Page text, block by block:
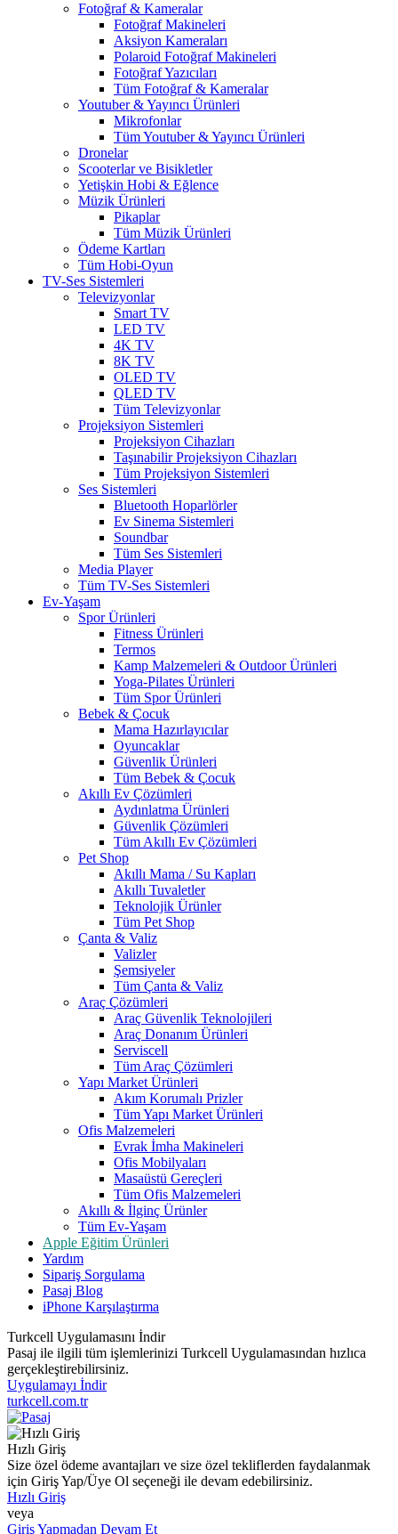
Fotoğraf & Kameralar
Fotoğraf Makineleri
Aksiyon Kameraları
Polaroid Fotoğraf Makineleri
Fotoğraf Yazıcıları
Tüm Fotoğraf & Kameralar
Youtuber & Yayıncı Ürünleri
Mikrofonlar
Tüm Youtuber & Yayıncı Ürünleri
Dronelar
Scooterlar ve Bisikletler
Yetişkin Hobi & Eğlence
Müzik Ürünleri
Pikaplar
Tüm Müzik Ürünleri
Ödeme Kartları
Tüm Hobi-Oyun
TV-Ses Sistemleri
Televizyonlar
Smart TV
LED TV
4K TV
8K TV
OLED TV
QLED TV
Tüm Televizyonlar
Projeksiyon Sistemleri
Projeksiyon Cihazları
Taşınabilir Projeksiyon Cihazları
Tüm Projeksiyon Sistemleri
Ses Sistemleri
Bluetooth Hoparlörler
Ev Sinema Sistemleri
Soundbar
Tüm Ses Sistemleri
Media Player
Tüm TV-Ses Sistemleri
Ev-Yaşam
Spor Ürünleri
Fitness Ürünleri
Termos
Kamp Malzemeleri & Outdoor Ürünleri
Yoga-Pilates Ürünleri
Tüm Spor Ürünleri
Bebek & Çocuk
Mama Hazırlayıcılar
Oyuncaklar
Güvenlik Ürünleri
Tüm Bebek & Çocuk
Akıllı Ev Çözümleri
Aydınlatma Ürünleri
Güvenlik Çözümleri
Tüm Akıllı Ev Çözümleri
Pet Shop
Akıllı Mama / Su Kapları
Akıllı Tuvaletler
Teknolojik Ürünler
Tüm Pet Shop
Çanta & Valiz
Valizler
Şemsiyeler
Tüm Çanta & Valiz
Araç Çözümleri
Araç Güvenlik Teknolojileri
Araç Donanım Ürünleri
Serviscell
Tüm Araç Çözümleri
Yapı Market Ürünleri
Akım Korumalı Prizler
Tüm Yapı Market Ürünleri
Ofis Malzemeleri
Evrak İmha Makineleri
Ofis Mobilyaları
Masaüstü Gereçleri
Tüm Ofis Malzemeleri
Akıllı & İlginç Ürünler
Tüm Ev-Yaşam
Apple Eğitim Ürünleri
Yardım
Sipariş Sorgulama
Pasaj Blog
iPhone Karşılaştırma
Turkcell Uygulamasını İndir
Pasaj ile ilgili tüm işlemlerinizi Turkcell Uygulamasından hızlıca
gerçekleştirebilirsiniz.
Uygulamayı İndir
turkcell.com.tr
Hızlı Giriş
Size özel ödeme avantajları ve size özel tekliflerden faydalanmak
için Giriş Yap/Üye Ol seçeneği ile devam edebilirsiniz.
Hızlı Giriş
veya
Giriş Yapmadan Devam Et